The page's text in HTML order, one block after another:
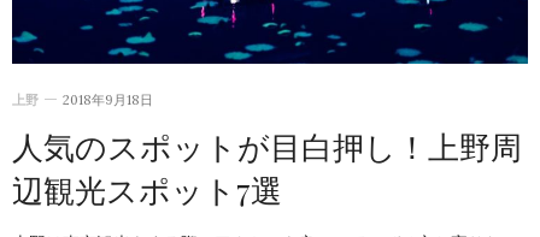
上野 2018年9月18日
人気のスポットが目白押し！上野周
辺観光スポット7選